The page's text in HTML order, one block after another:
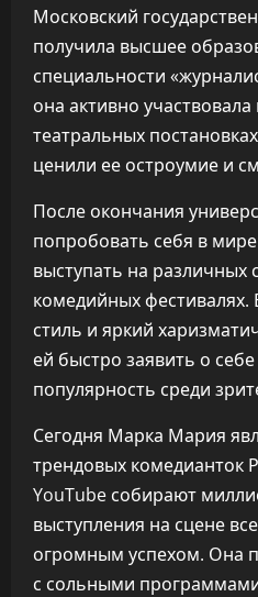
Московский
получила высшее
специальности
она активно участвовала
театральных
ценили ее остроумие и
После окончания
попробовать себя в
выступать на различных
комедийных
стиль и яркий
ей быстро заявить о
популярность среди
Сегодня Марка Мария
трендовых комедианток
YouTube собирают
выступления на сцене
огромным успехом. Она
с сольными